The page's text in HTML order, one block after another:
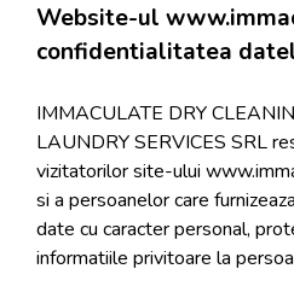
Website-ul
confidentialitatea
IMMACULATE DRY
LAUNDRY SERVICES SRL
vizitatorilor site-ului
si a persoanelor care
date cu caracter personal,
informatiile privitoare la